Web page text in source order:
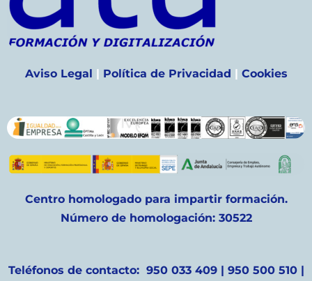
Aviso Legal | Política de Privacidad | Cookies
Centro homologado para impartir formación.
Número de homologación: 30522
Teléfonos de contacto: 950 033 409 | 950 500 510 |